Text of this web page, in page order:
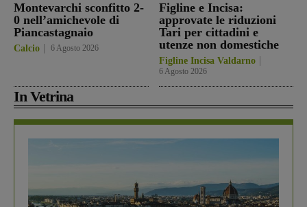
Montevarchi sconfitto 2-
0 nell’amichevole di
Piancastagnaio
Calcio 6 Agosto 2026
Figline e Incisa:
approvate le riduzioni
Tari per cittadini e
utenze non domestiche
Figline Incisa Valdarno
6 Agosto 2026
In Vetrina